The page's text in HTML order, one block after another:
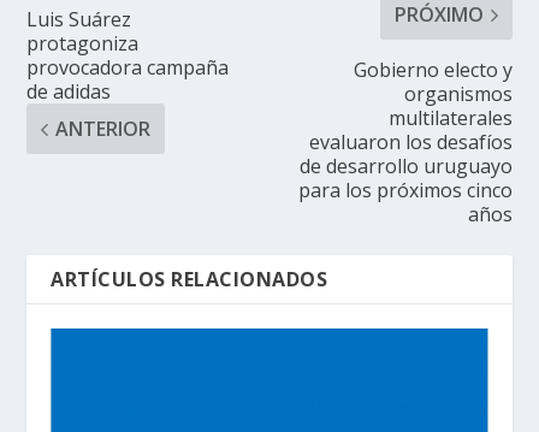
Luis Suárez
protagoniza
provocadora campaña
de adidas
ANTERIOR
PRÓXIMO
Gobierno electo y
organismos
multilaterales
evaluaron los desafíos
de desarrollo uruguayo
para los próximos cinco
años
ARTÍCULOS RELACIONADOS